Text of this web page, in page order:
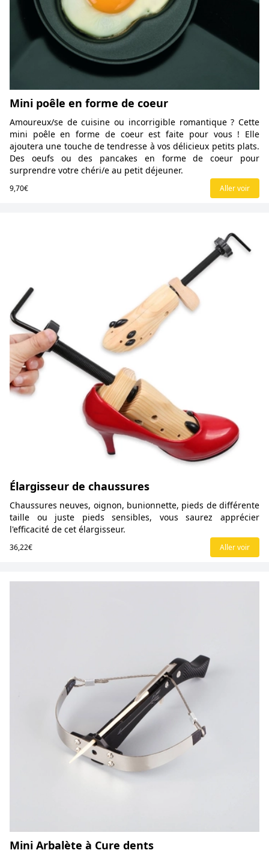
Mini poêle en forme de coeur
Amoureux/se de cuisine ou incorrigible romantique ? Cette
mini poêle en forme de coeur est faite pour vous ! Elle
ajoutera une touche de tendresse à vos délicieux petits plats.
Des oeufs ou des pancakes en forme de coeur pour
surprendre votre chéri/e au petit déjeuner.
9,70€ Aller voir
Élargisseur de chaussures
Chaussures neuves, oignon, bunionnette, pieds de différente
taille ou juste pieds sensibles, vous saurez apprécier
l'efficacité de cet élargisseur.
36,22€ Aller voir
Mini Arbalète à Cure dents